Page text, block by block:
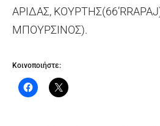
ΑΡΙΔΑΣ,
ΜΠΟΥΡΣΙΝΟΣ).
Κοινοποιήστε: